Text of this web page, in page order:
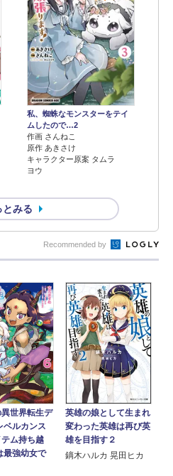
私、蜘蛛なモンスターをテイ
ムしたので…2
作画 さんねこ
原作 あきさけ
キャラクター原案 タムラ
ヨウ
とみる
Recommended by
世界転生デ
ベルカンス
テム持ち越
最強幼女で
英雄の娘として生まれ
変わった英雄は再び英
雄を目指す２
鏑木ハルカ 晃田ヒカ